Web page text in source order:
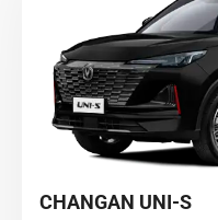
CHANGAN UNI-S